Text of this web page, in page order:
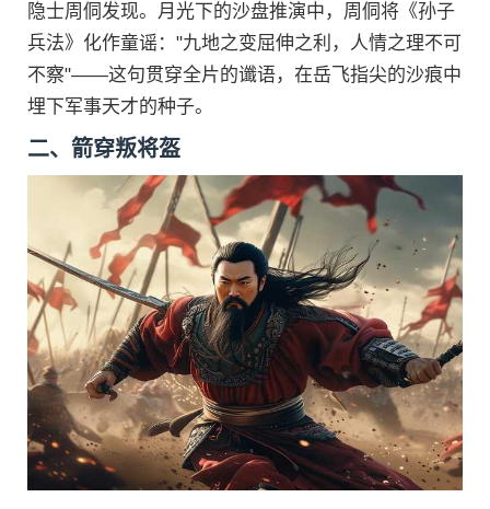
隐士周侗发现。月光下的沙盘推演中，周侗将《孙子
兵法》化作童谣："九地之变屈伸之利，人情之理不可
不察"——这句贯穿全片的谶语，在岳飞指尖的沙痕中
埋下军事天才的种子。
二、箭穿叛将盔